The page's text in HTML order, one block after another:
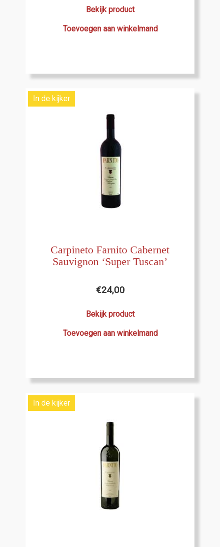
Bekijk product
Toevoegen aan winkelmand
In de kijker
Carpineto Farnito Cabernet
Sauvignon ‘Super Tuscan’
€24,00
Bekijk product
Toevoegen aan winkelmand
In de kijker